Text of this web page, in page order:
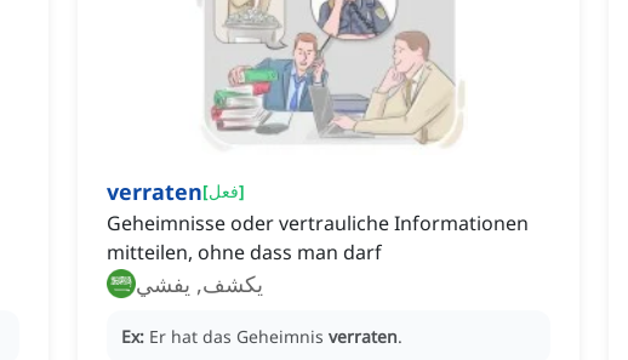
verraten[فعل]
Geheimnisse oder vertrauliche Informationen
mitteilen, ohne dass man darf
يكشف, يفشي
Ex: Er hat das Geheimnis verraten.